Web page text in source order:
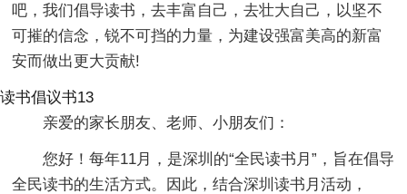
吧，我们倡导读书，去丰富自己，去壮大自己，以坚不
可摧的信念，锐不可挡的力量，为建设强富美高的新富
安而做出更大贡献!
读书倡议书13
亲爱的家长朋友、老师、小朋友们：
您好！每年11月，是深圳的“全民读书月”，旨在倡导
全民读书的生活方式。因此，结合深圳读书月活动，